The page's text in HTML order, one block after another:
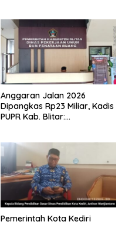
Anggaran Jalan 2026
Dipangkas Rp23 Miliar, Kadis
PUPR Kab. Blitar:
Pemerintah Kota Kediri